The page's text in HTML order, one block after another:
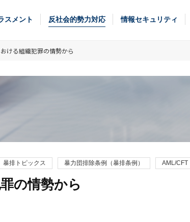
スメント 反社会的勢力対応 情報セキュリティ
ける組織犯罪の情勢から
暴排トピックス 暴力団排除条例（暴排条例） AML/CFT
の情勢から